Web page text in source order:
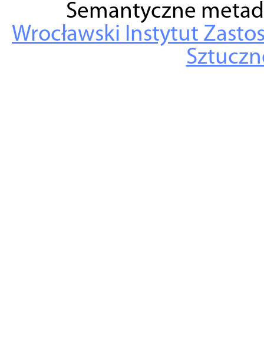
Semantyczne
Wrocławski Instytut